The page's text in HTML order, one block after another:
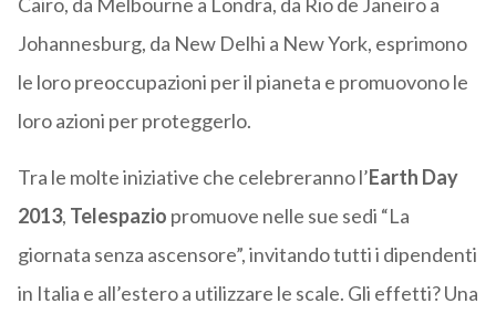
Cairo, da Melbourne a Londra, da Rio de Janeiro a
Johannesburg, da New Delhi a New York, esprimono
le loro preoccupazioni per il pianeta e promuovono le
loro azioni per proteggerlo.
Tra le molte iniziative che celebreranno l’Earth Day
2013, Telespazio promuove nelle sue sedi “La
giornata senza ascensore”, invitando tutti i dipendenti
in Italia e all’estero a utilizzare le scale. Gli effetti? Una